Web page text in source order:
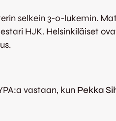
selkein 3-0-lukemin.
HJK. Helsinkiläiset
vastaan, kun Pekka